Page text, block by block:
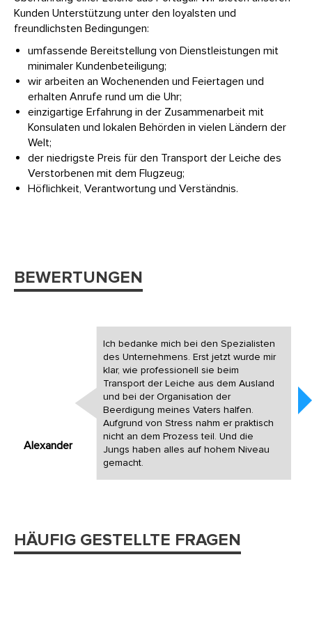
Kunden Unterstützung unter den loyalsten und
freundlichsten Bedingungen:
umfassende Bereitstellung von Dienstleistungen mit
minimaler Kundenbeteiligung;
wir arbeiten an Wochenenden und Feiertagen und
erhalten Anrufe rund um die Uhr;
einzigartige Erfahrung in der Zusammenarbeit mit
Konsulaten und lokalen Behörden in vielen Ländern der
Welt;
der niedrigste Preis für den Transport der Leiche des
Verstorbenen mit dem Flugzeug;
Höflichkeit, Verantwortung und Verständnis.
BEWERTUNGEN
Alexander
Ich bedanke mich bei den Spezialisten
des Unternehmens. Erst jetzt wurde mir
klar, wie professionell sie beim
Transport der Leiche aus dem Ausland
und bei der Organisation der
Beerdigung meines Vaters halfen.
Aufgrund von Stress nahm er praktisch
nicht an dem Prozess teil. Und die
Jungs haben alles auf hohem Niveau
gemacht.
HÄUFIG GESTELLTE FRAGEN